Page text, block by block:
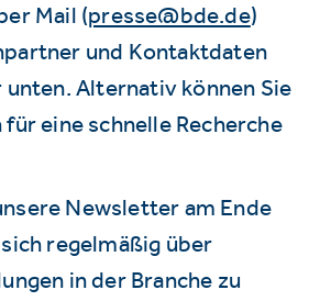
Mail (presse@bde.de)
und Kontaktdaten
Alternativ können Sie
eine schnelle Recherche
Newsletter am Ende
regelmäßig über
in der Branche zu